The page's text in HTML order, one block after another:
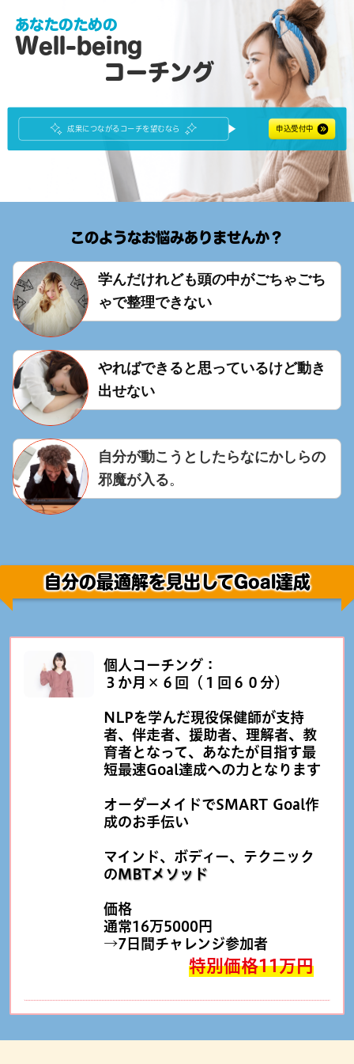
あなたのための
Well-being
コーチング
成果につながるコーチを望むなら 申込受付中
このようなお悩みありませんか？
学んだけれども頭の中がごちゃごち
ゃで整理できない
やればできると思っているけど動き
出せない
自分が動こうとしたらなにかしらの
邪魔が入る。
自分の最適解を見出してGoal達成
個人コーチング：
３か月×６回（１回６０分）
NLPを学んだ現役保健師が支持
者、伴走者、援助者、理解者、教
育者となって、あなたが目指す最
短最速Goal達成への力となります
オーダーメイドでSMART Goal作
成のお手伝い
マインド、ボディー、テクニック
のMBTメソッド
価格
通常16万5000円
→7日間チャレンジ参加者
特別価格11万円